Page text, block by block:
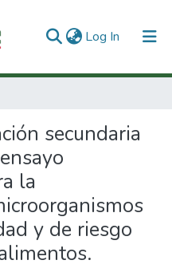
Log In (current)
secundaria
la
y de riesgo